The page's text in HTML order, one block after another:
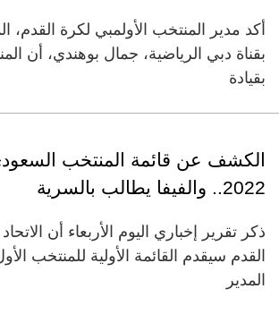
أكد مدير المنتخب الأولمبي لكرة القدم،
بقناة دبي الرياضية، جمال بوهندي، أن
بقيادة
الكشف عن قائمة المنتخب
2022.. والفيفا يطالب بالسرية
ذكر تقرير إخباري اليوم الأربعاء أن
القدم سيقدم القائمة الأولية للمنتخب
المدير